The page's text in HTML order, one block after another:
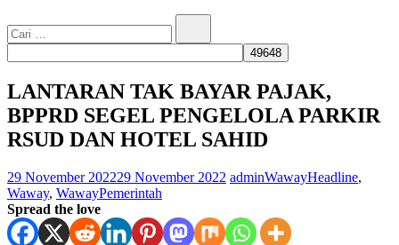
LANTARAN TAK BAYAR PAJAK,
BPPRD SEGEL PENGELOLA PARKIR
RSUD DAN HOTEL SAHID
29 November 202229 November 2022 adminWawayHeadline,
Waway, WawayPemerintah
Spread the love